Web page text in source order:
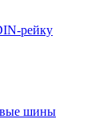
рейку
шины